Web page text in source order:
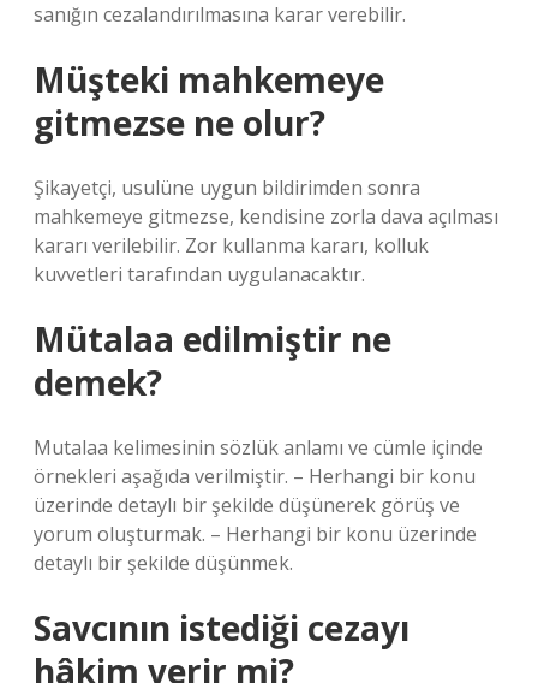
sanığın cezalandırılmasına karar verebilir.
Müşteki mahkemeye
gitmezse ne olur?
Şikayetçi, usulüne uygun bildirimden sonra
mahkemeye gitmezse, kendisine zorla dava açılması
kararı verilebilir. Zor kullanma kararı, kolluk
kuvvetleri tarafından uygulanacaktır.
Mütalaa edilmiştir ne
demek?
Mutalaa kelimesinin sözlük anlamı ve cümle içinde
örnekleri aşağıda verilmiştir. – Herhangi bir konu
üzerinde detaylı bir şekilde düşünerek görüş ve
yorum oluşturmak. – Herhangi bir konu üzerinde
detaylı bir şekilde düşünmek.
Savcının istediği cezayı
hâkim verir mi?